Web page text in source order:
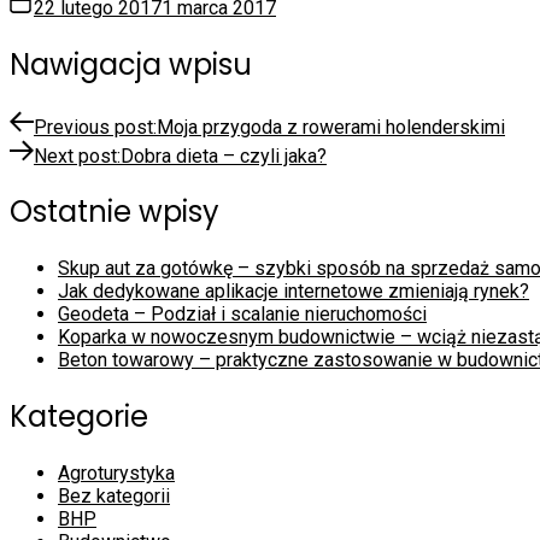
22 lutego 20171 marca 2017
Nawigacja wpisu
Previous post:Moja przygoda z rowerami holenderskimi
Next post:Dobra dieta – czyli jaka?
Ostatnie wpisy
Skup aut za gotówkę – szybki sposób na sprzedaż
Jak dedykowane aplikacje internetowe zmieniają rynek?
Geodeta – Podział i scalanie nieruchomości
Koparka w nowoczesnym budownictwie – wciąż
Beton towarowy – praktyczne zastosowanie w
Kategorie
Agroturystyka
Bez kategorii
BHP